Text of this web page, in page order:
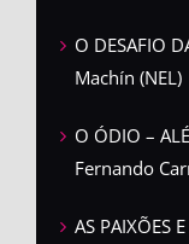
O DESAFIO
Machín (NEL)
O ÓDIO –
Fernando
AS PAIXÕES